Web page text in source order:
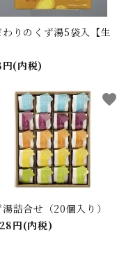
わりのくず湯5袋入【生
(内税)
湯詰合せ（20個入り）
円(内税)
favorite